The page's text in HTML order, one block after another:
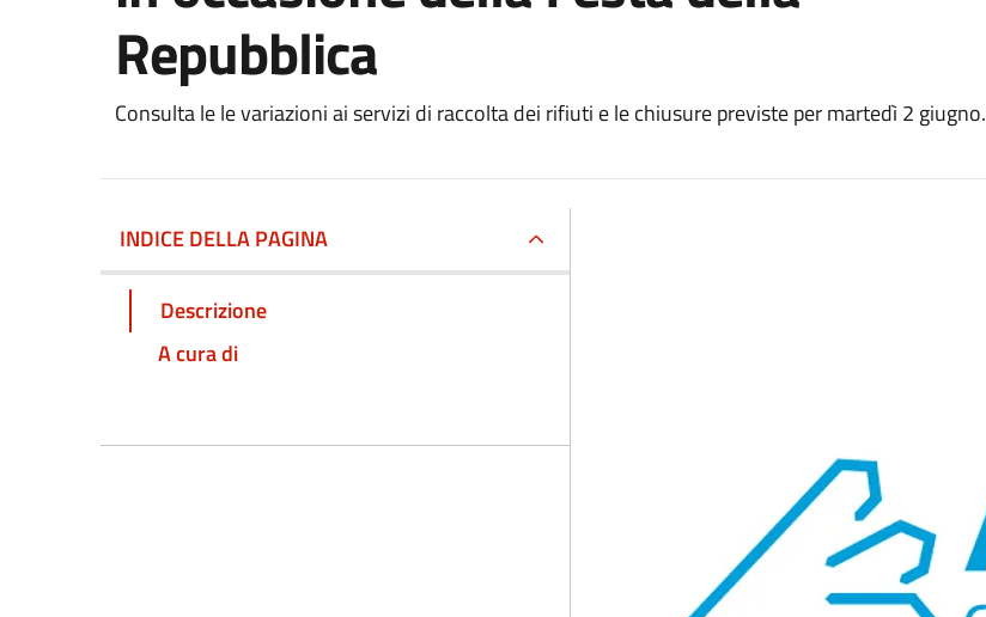
Repubblica
Consulta le le variazioni ai servizi di raccolta dei rifiuti e le chiusure previste per martedì 2 giugno.
INDICE DELLA PAGINA
Descrizione
A cura di